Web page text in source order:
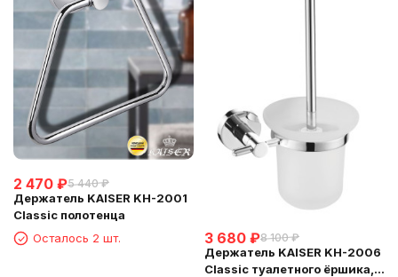
2 470 ₽5 440 ₽
Держатель KAISER KH-2001
Classic полотенца
Осталось 2 шт.
3 680 ₽8 100 ₽
Держатель KAISER KH-2006
Classic туалетного ёршика,